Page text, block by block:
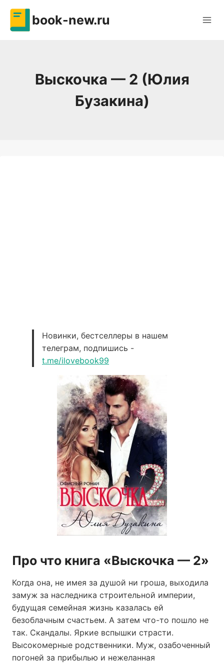
Перейти
содержимому
book-new.ru
Выскочка — 2 (Юлия
Бузакина)
Новинки, бестселлеры в нашем
телеграм, подпишись -
t.me/ilovebook99
Про что книга «Выскочка — 2»
Когда она, не имея за душой ни гроша, выходила
замуж за наследника строительной империи,
будущая семейная жизнь казалась ей
безоблачным счастьем. А затем что-то пошло не
так. Скандалы. Яркие вспышки страсти.
Высокомерные родственники. Муж, озабоченный
погоней за прибылью и нежеланная